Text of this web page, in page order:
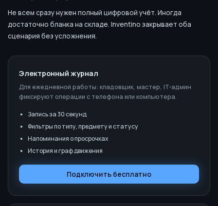
Не всем сразу нужен полный цифровой учёт. Иногда
достаточно бланка на складе. Inventino закрывает оба
сценария без усложнения.
Электронный журнал
Для ежедневной работы: кладовщик, мастер, IT-админ
фиксируют операции с телефона или компьютера.
Запись за 30 секунд
Фильтры по типу, предмету и статусу
Напоминания о просрочках
История и граф движения
Подключить бесплатно